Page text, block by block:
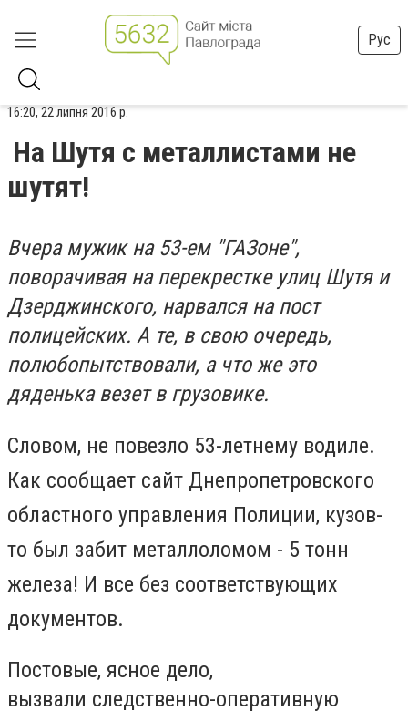
Рус
16:20, 22 липня 2016 р.
На Шутя с металлистами не
шутят!
Вчера мужик на 53-ем "ГАЗоне",
поворачивая на перекрестке улиц Шутя и
Дзерджинского, нарвался на пост
полицейских. А те, в свою очередь,
полюбопытствовали, а что же это
дяденька везет в грузовике.
Словом, не повезло 53-летнему водиле.
Как сообщает сайт Днепропетровского
областного управления Полиции, кузов-
то был забит металлоломом - 5 тонн
железа! И все без соответствующих
документов.
Постовые, ясное дело,
вызвали следственно-оперативную